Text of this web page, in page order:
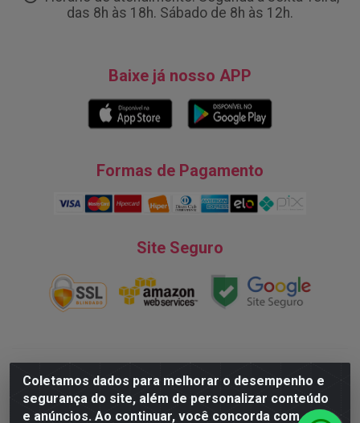
Coletamos dados para melhorar o desempenho e
segurança do site, além de personalizar conteúdo
e anúncios. Ao continuar, você concorda com
das 8h às 18h. Sábado de 8h às 12h.
Baixe já nosso APP
Formas de Pagamento
Site Seguro
Natureza Comércio de Descartáveis LTDA - Endereço: Av. do
Turismo, 28, Tarumã - CNPJ:08.038.545/0001-07 © 2016
Todos dos direitos reservados.